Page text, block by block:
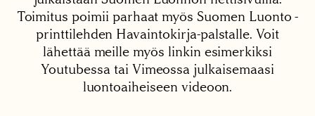
Toimitus poimii parhaat myös Suomen Luonto -
printtilehden Havaintokirja-palstalle. Voit
lähettää meille myös linkin esimerkiksi
Youtubessa tai Vimeossa julkaisemaasi
luontoaiheiseen videoon.